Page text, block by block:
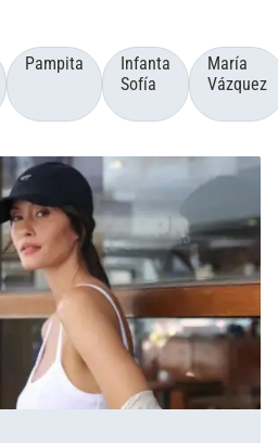
Pampita
Infanta
Sofía
María
Vázquez